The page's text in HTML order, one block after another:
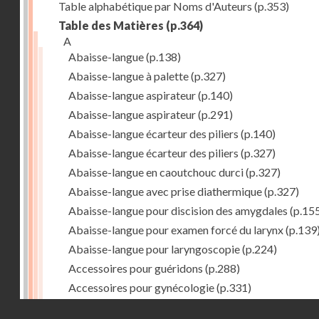
Table alphabétique par Noms d'Auteurs (p.353)
Table des Matières (p.364)
A
Abaisse-langue(p.138)
Abaisse-langue à palette(p.327)
Abaisse-langue aspirateur(p.140)
Abaisse-langue aspirateur(p.291)
Abaisse-langue écarteur des piliers (p.140)
Abaisse-langue écarteur des piliers (p.327)
Abaisse-langue en caoutchouc durci(p.327)
Abaisse-langue avec prise diathermique(p.327)
Abaisse-langue pour discision des amygdales
Abaisse-langue pour examen forcé du larynx
Abaisse-langue pour laryngoscopie(p.224)
Accessoires pour guéridons (p.288)
Accessoires pour gynécologie(p.331)